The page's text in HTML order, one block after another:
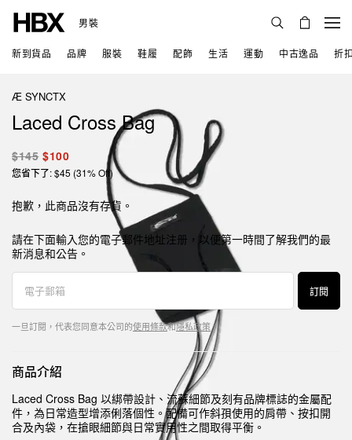
男裝
新到貨品 品牌 服裝 鞋履 配飾 生活 運動 中古逸品 折
Æ SYNCTX
Laced Cross Bag
$145 $100
您省下了: $45 (31% Off)
抱歉，此商品沒有存貨。
請在下面輸入您的電子郵件地址注册，以便第一時間了解我們的最
新消息和公告。
訂閱
一旦訂閱，代表您同意本公司的使用條款和隱私政策。
商品介紹
Laced Cross Bag 以綁帶設計、流蘇細節及刻有品牌標誌的金屬配
件，為日常造型增添俐落個性。配備可作斜孭使用的肩帶、按扣開
合及內袋，在搶眼細節與日常實用性之間取得平衡。